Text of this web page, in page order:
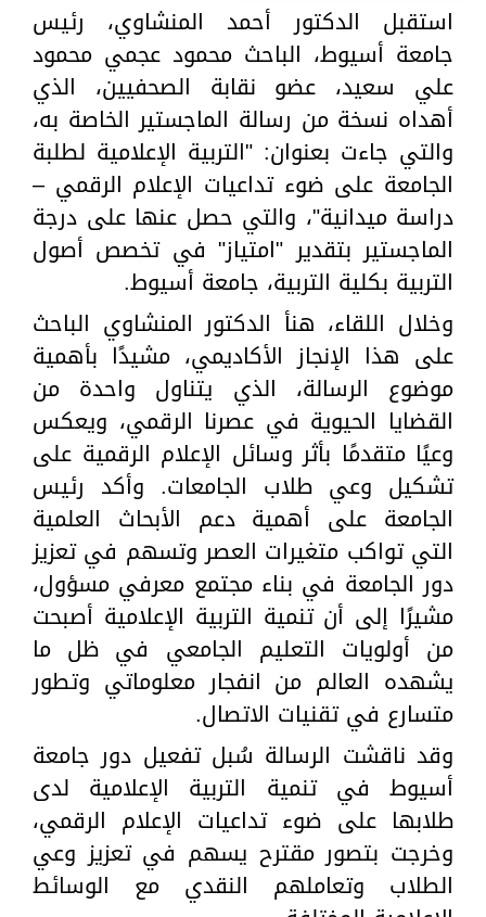
استقبل الدكتور أحمد المنشاوي، رئيس
جامعة أسيوط، الباحث محمود عجمي محمود
علي سعيد، عضو نقابة الصحفيين، الذي
أهداه نسخة من رسالة الماجستير الخاصة به،
والتي جاءت بعنوان: "التربية الإعلامية لطلبة
الجامعة على ضوء تداعيات الإعلام الرقمي –
دراسة ميدانية"، والتي حصل عنها على درجة
الماجستير بتقدير "امتياز" في تخصص أصول
التربية بكلية التربية، جامعة أسيوط.
وخلال اللقاء، هنأ الدكتور المنشاوي الباحث
على هذا الإنجاز الأكاديمي، مشيدًا بأهمية
موضوع الرسالة، الذي يتناول واحدة من
القضايا الحيوية في عصرنا الرقمي، ويعكس
وعيًا متقدمًا بأثر وسائل الإعلام الرقمية على
تشكيل وعي طلاب الجامعات. وأكد رئيس
الجامعة على أهمية دعم الأبحاث العلمية
التي تواكب متغيرات العصر وتسهم في تعزيز
دور الجامعة في بناء مجتمع معرفي مسؤول،
مشيرًا إلى أن تنمية التربية الإعلامية أصبحت
من أولويات التعليم الجامعي في ظل ما
يشهده العالم من انفجار معلوماتي وتطور
متسارع في تقنيات الاتصال.
وقد ناقشت الرسالة سُبل تفعيل دور جامعة
أسيوط في تنمية التربية الإعلامية لدى
طلابها على ضوء تداعيات الإعلام الرقمي،
وخرجت بتصور مقترح يسهم في تعزيز وعي
الطلاب وتعاملهم النقدي مع الوسائط